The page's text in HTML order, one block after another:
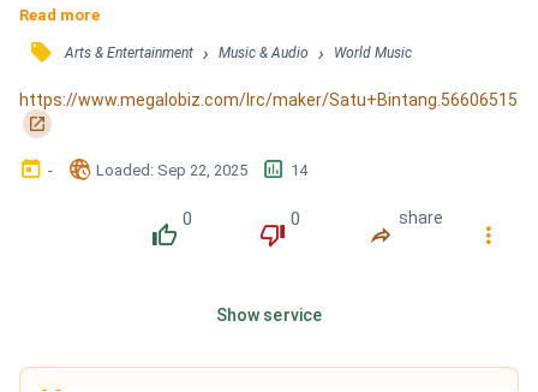
mengerti / Semua cinta yang kumiliki / Mungkin hanya ada
satu bintang / Yang dapat menghiasi hatimu / Dan jangan
pernah engkau siakan / Seseorang yang ada di hatimu /
Pastikan hanya ada satu bintang / Yang s'lalu menyinari ja...
Read more
󰓹 Arts & Entertainment › Music & Audio › World Music
https://www.megalobiz.com/lrc/maker/Satu+Bintang.56606515
󰏌
󰃶 - 󱉊 Loaded: Sep 22, 2025 󱕎 14
󰔔
0
󰔒
0
󰤲
share
󰇙
Show service